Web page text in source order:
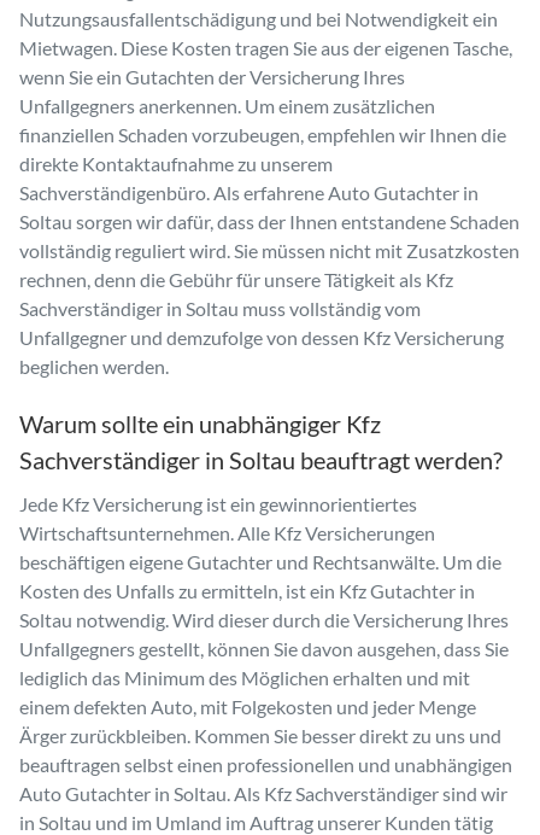
Nutzungsausfallentschädigung und bei Notwendigkeit ein
Mietwagen. Diese Kosten tragen Sie aus der eigenen Tasche,
wenn Sie ein Gutachten der Versicherung Ihres
Unfallgegners anerkennen. Um einem zusätzlichen
finanziellen Schaden vorzubeugen, empfehlen wir Ihnen die
direkte Kontaktaufnahme zu unserem
Sachverständigenbüro. Als erfahrene Auto Gutachter in
Soltau sorgen wir dafür, dass der Ihnen entstandene Schaden
vollständig reguliert wird. Sie müssen nicht mit Zusatzkosten
rechnen, denn die Gebühr für unsere Tätigkeit als Kfz
Sachverständiger in Soltau muss vollständig vom
Unfallgegner und demzufolge von dessen Kfz Versicherung
beglichen werden.
Warum sollte ein unabhängiger Kfz
Sachverständiger in Soltau beauftragt werden?
Jede Kfz Versicherung ist ein gewinnorientiertes
Wirtschaftsunternehmen. Alle Kfz Versicherungen
beschäftigen eigene Gutachter und Rechtsanwälte. Um die
Kosten des Unfalls zu ermitteln, ist ein Kfz Gutachter in
Soltau notwendig. Wird dieser durch die Versicherung Ihres
Unfallgegners gestellt, können Sie davon ausgehen, dass Sie
lediglich das Minimum des Möglichen erhalten und mit
einem defekten Auto, mit Folgekosten und jeder Menge
Ärger zurückbleiben. Kommen Sie besser direkt zu uns und
beauftragen selbst einen professionellen und unabhängigen
Auto Gutachter in Soltau. Als Kfz Sachverständiger sind wir
in Soltau und im Umland im Auftrag unserer Kunden tätig